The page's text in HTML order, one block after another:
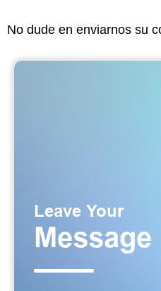
No dude en enviarnos su